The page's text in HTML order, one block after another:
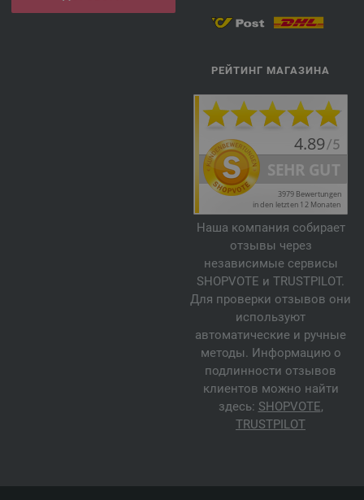
РЕЙТИНГ МАГАЗИНА
Наша компания собирает
отзывы через
независимые сервисы
SHOPVOTE и TRUSTPILOT.
Для проверки отзывов они
используют
автоматические и ручные
методы. Информацию о
подлинности отзывов
клиентов можно найти
здесь: SHOPVOTE,
TRUSTPILOT